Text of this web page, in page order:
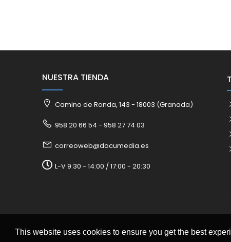
This website uses cookies to ensure you get the best
NUESTRA TIENDA
Camino de Ronda, 143 - 18003 (Granada)
958 20 66 54 - 958 27 74 03
correoweb@documedia.es
L-V 9:30 - 14:00 / 17:00 - 20:30